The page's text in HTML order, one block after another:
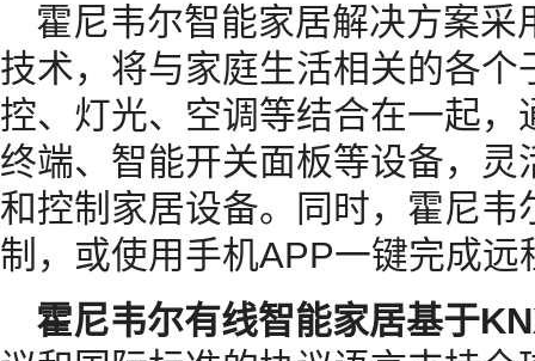
霍尼韦尔智能家居解决方案
技术，将与家庭生活相关的各
控、灯光、空调等结合在一起
终端、智能开关面板等设备，
和控制家居设备。同时，霍尼
制，或使用手机APP一键完成远
霍尼韦尔有线智能家居基于